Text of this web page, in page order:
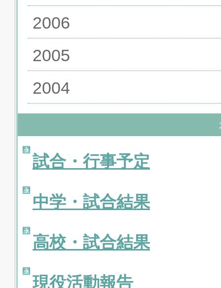
2006
2005
2004
試合・行事予定
中学・試合結果
高校・試合結果
現役活動報告